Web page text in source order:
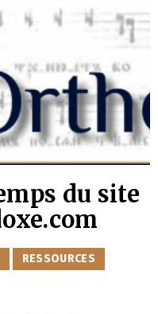
du site
RESSOURCES